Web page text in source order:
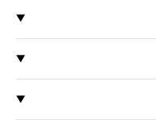
▼
▼
▼